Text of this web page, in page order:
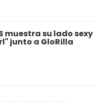
muestra su lado sexy
junto a GloRilla